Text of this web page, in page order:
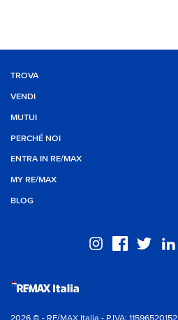
TROVA
VENDI
MUTUI
PERCHÉ NOI
ENTRA IN RE/MAX
MY RE/MAX
BLOG